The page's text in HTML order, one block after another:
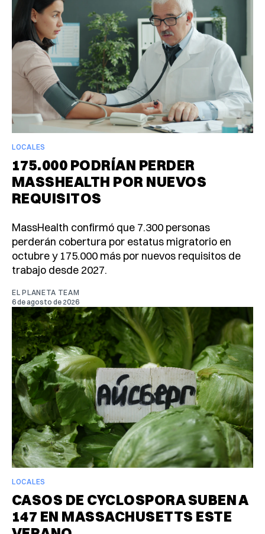
LOCALES
175.000 PODRÍAN PERDER
MASSHEALTH POR NUEVOS
REQUISITOS
MassHealth confirmó que 7.300 personas
perderán cobertura por estatus migratorio en
octubre y 175.000 más por nuevos requisitos de
trabajo desde 2027.
EL PLANETA TEAM
6 de agosto de 2026
LOCALES
CASOS DE CYCLOSPORA SUBEN A
147 EN MASSACHUSETTS ESTE